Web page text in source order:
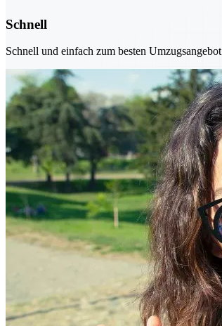
Schnell
Schnell und einfach zum besten Umzugsangebot